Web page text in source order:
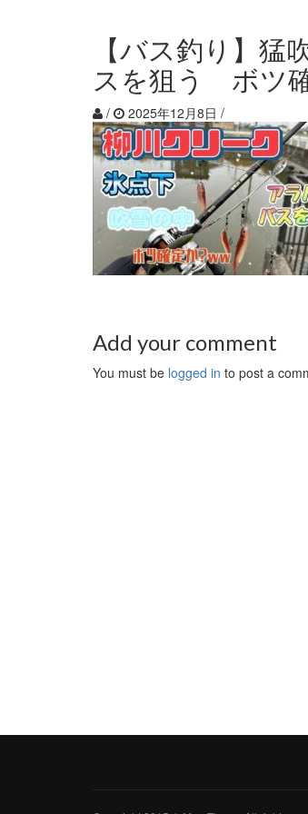
【バス釣り】
スを狙う ボツ
/ 2025年12月8日 /
Add your comment
You must be logged in to post a